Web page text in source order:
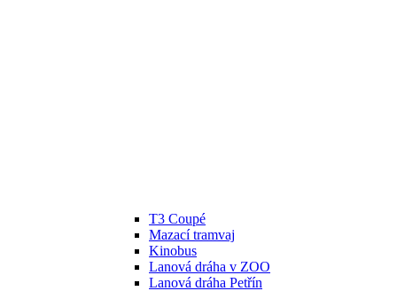
T3 Coupé
Mazací tramvaj
Kinobus
Lanová dráha v ZOO
Lanová dráha Petřín